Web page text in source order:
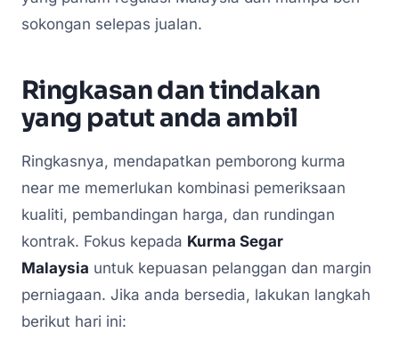
sokongan selepas jualan.
Ringkasan dan tindakan
yang patut anda ambil
Ringkasnya, mendapatkan pemborong kurma
near me memerlukan kombinasi pemeriksaan
kualiti, pembandingan harga, dan rundingan
kontrak. Fokus kepada Kurma Segar
Malaysia untuk kepuasan pelanggan dan margin
perniagaan. Jika anda bersedia, lakukan langkah
berikut hari ini: